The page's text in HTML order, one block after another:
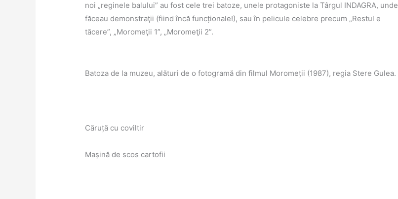
noi „reginele balului” au fost cele trei batoze, unele protagoniste la Târgul INDAGRA, unde
făceau demonstraţii (fiind încă funcționale!), sau în pelicule celebre precum „Restul e
tăcere”, „Moromeţii 1”, „Moromeţii 2”.
Batoza de la muzeu, alături de o fotogramă din filmul Moromeții (1987), regia Stere Gulea.
Căruță cu coviltir
Mașină de scos cartofii